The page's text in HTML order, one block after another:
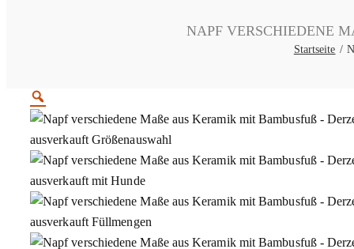
NAPF VERSCHIEDENE
Startseite